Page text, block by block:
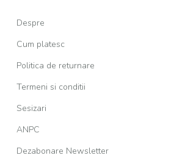
Despre
Cum platesc
Politica de returnare
Termeni si conditii
Sesizari
ANPC
Dezabonare Newsletter